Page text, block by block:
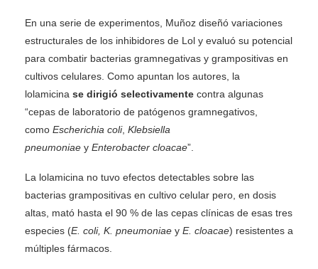
En una serie de experimentos, Muñoz diseñó variaciones
estructurales de los inhibidores de Lol y evaluó su potencial
para combatir bacterias gramnegativas y grampositivas en
cultivos celulares. Como apuntan los autores, la
lolamicina se dirigió selectivamente contra algunas
“cepas de laboratorio de patógenos gramnegativos,
como Escherichia coli, Klebsiella
pneumoniae y Enterobacter cloacae”.
La lolamicina no tuvo efectos detectables sobre las
bacterias grampositivas en cultivo celular pero, en dosis
altas, mató hasta el 90 % de las cepas clínicas de esas tres
especies (E. coli, K. pneumoniae y E. cloacae) resistentes a
múltiples fármacos.